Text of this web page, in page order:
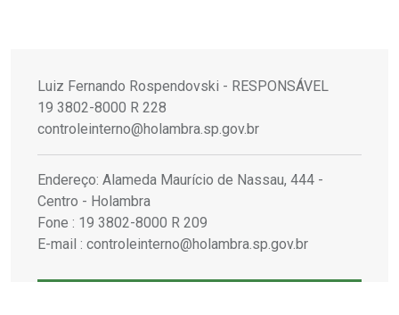
Luiz Fernando Rospendovski - RESPONSÁVEL
19 3802-8000 R 228
controleinterno@holambra.sp.gov.br
Endereço: Alameda Maurício de Nassau, 444 -
Centro - Holambra
Fone : 19 3802-8000 R 209
E-mail : controleinterno@holambra.sp.gov.br